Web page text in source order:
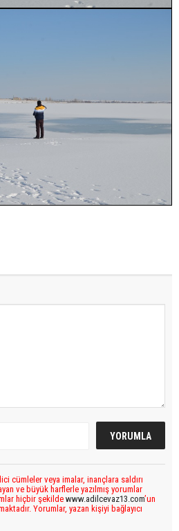
cümleler veya imalar, inançlara saldırı
ve büyük harflerle yazılmış yorumlar
hiçbir şekilde www.adilcevaz13.com’un
Yorumlar, yazan kişiyi bağlayıcı